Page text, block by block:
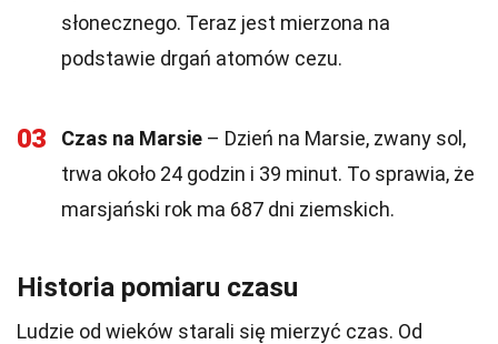
słonecznego. Teraz jest mierzona na
podstawie drgań atomów cezu.
03 Czas na Marsie – Dzień na Marsie, zwany sol,
trwa około 24 godzin i 39 minut. To sprawia, że
marsjański rok ma 687 dni ziemskich.
Historia pomiaru czasu
Ludzie od wieków starali się mierzyć czas. Od